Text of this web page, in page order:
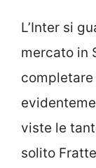
L’Inter si
mercato in
viste le
solito